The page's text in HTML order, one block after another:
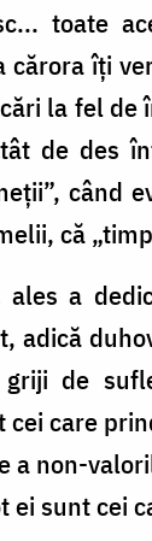
toate
cărora îți
la fel
de des
când
că
ales a
adică
de
care
a non-
sunt cei